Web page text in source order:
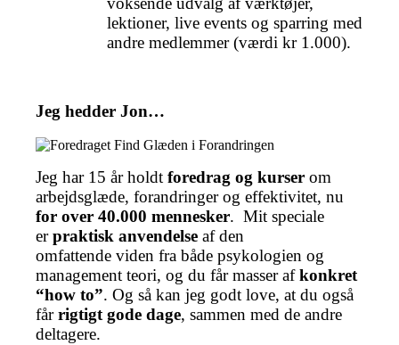
lektioner, live events og sparring med
andre medlemmer (værdi kr 1.000).
Jeg hedder Jon…
Jeg har 15 år holdtforedrag og kurser om
arbejdsglæde, forandringer og effektivitet, nu
for over 40.000 mennesker. Mit speciale
erpraktisk anvendelse af den
omfattende viden fra både psykologien og
management teori, og du får masser afkonkret
“how to”. Og så kan jeg godt love, at du også
fårrigtigt gode dage, sammen med de andre
deltagere.